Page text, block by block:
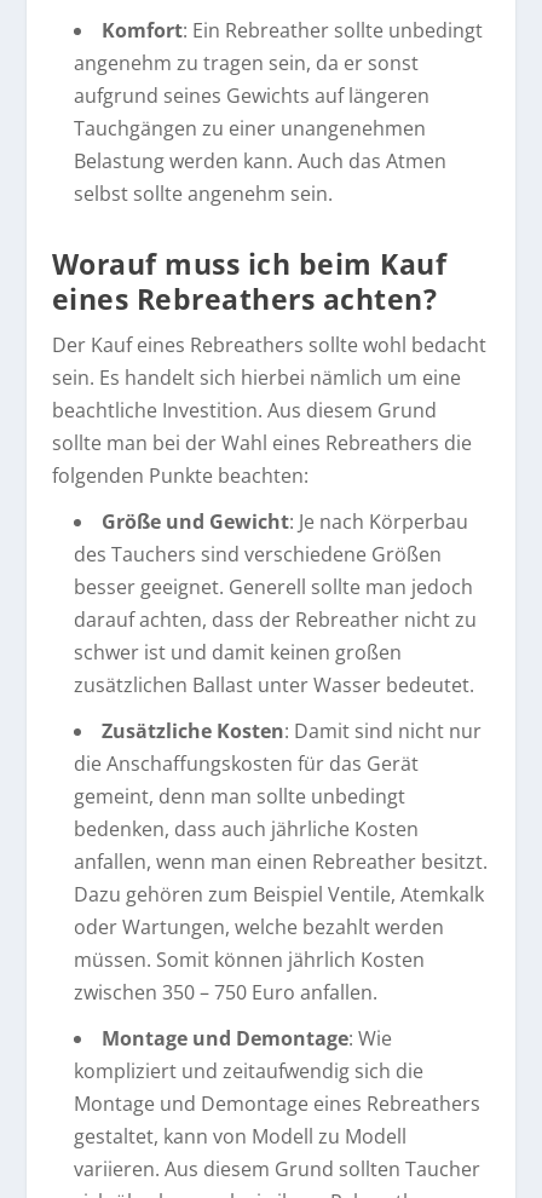
Komfort: Ein Rebreather sollte unbedingt
angenehm zu tragen sein, da er sonst
aufgrund seines Gewichts auf längeren
Tauchgängen zu einer unangenehmen
Belastung werden kann. Auch das Atmen
selbst sollte angenehm sein.
Worauf muss ich beim Kauf
eines Rebreathers achten?
Der Kauf eines Rebreathers sollte wohl bedacht
sein. Es handelt sich hierbei nämlich um eine
beachtliche Investition. Aus diesem Grund
sollte man bei der Wahl eines Rebreathers die
folgenden Punkte beachten:
Größe und Gewicht: Je nach Körperbau
des Tauchers sind verschiedene Größen
besser geeignet. Generell sollte man jedoch
darauf achten, dass der Rebreather nicht zu
schwer ist und damit keinen großen
zusätzlichen Ballast unter Wasser bedeutet.
Zusätzliche Kosten: Damit sind nicht nur
die Anschaffungskosten für das Gerät
gemeint, denn man sollte unbedingt
bedenken, dass auch jährliche Kosten
anfallen, wenn man einen Rebreather besitzt.
Dazu gehören zum Beispiel Ventile, Atemkalk
oder Wartungen, welche bezahlt werden
müssen. Somit können jährlich Kosten
zwischen 350 – 750 Euro anfallen.
Montage und Demontage: Wie
kompliziert und zeitaufwendig sich die
Montage und Demontage eines Rebreathers
gestaltet, kann von Modell zu Modell
variieren. Aus diesem Grund sollten Taucher